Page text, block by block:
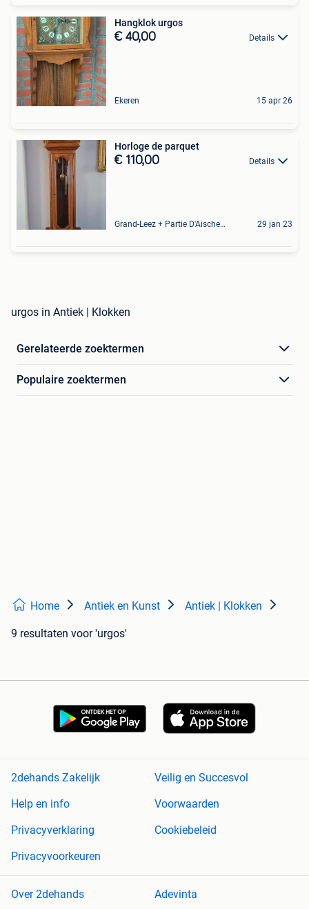
Hangklok urgos
€ 40,00 Details
Ekeren 15 apr 26
Horloge de parquet
€ 110,00 Details
Grand-Leez + Partie D'Aische-En-Refail 29 jan 23
urgos in Antiek | Klokken
Gerelateerde zoektermen
Populaire zoektermen
Home Antiek en Kunst Antiek | Klokken
9 resultaten voor 'urgos'
2dehands Zakelijk
Veilig en Succesvol
Help en info
Voorwaarden
Privacyverklaring
Cookiebeleid
Privacyvoorkeuren
Over 2dehands Adevinta